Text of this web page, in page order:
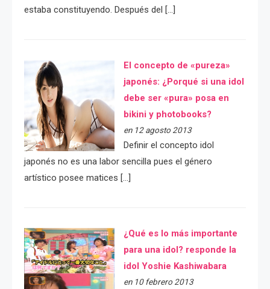
estaba constituyendo. Después del […]
El concepto de «pureza»
japonés: ¿Porqué si una idol
debe ser «pura» posa en
bikini y photobooks?
en 12 agosto 2013
Definir el concepto idol
japonés no es una labor sencilla pues el género
artístico posee matices […]
¿Qué es lo más importante
para una idol? responde la
idol Yoshie Kashiwabara
en 10 febrero 2013